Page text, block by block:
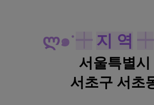
ლ๑˙ 지 역
서울특별시
서초구 서초